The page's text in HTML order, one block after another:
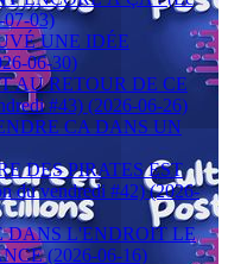
07-03)
UNE IDÉE
06-30)
AU RETOUR DE CE
#43) (2026-06-26)
CA DANS UN
DES PIRATES EST
du vendredi #42) (2026-
DANS L'ENDROIT LE
(2026-06-16)